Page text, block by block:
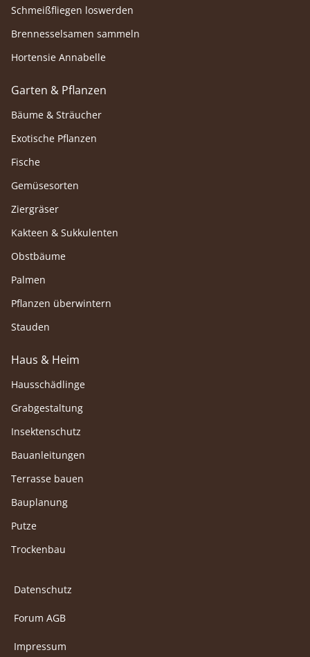
Schmeißfliegen loswerden
Brennesselsamen sammeln
Hortensie Annabelle
Garten & Pflanzen
Bäume & Sträucher
Exotische Pflanzen
Fische
Gemüsesorten
Ziergräser
Kakteen & Sukkulenten
Obstbäume
Palmen
Pflanzen überwintern
Stauden
Haus & Heim
Hausschädlinge
Grabgestaltung
Insektenschutz
Bauanleitungen
Terrasse bauen
Bauplanung
Putze
Trockenbau
Datenschutz
Forum AGB
Impressum